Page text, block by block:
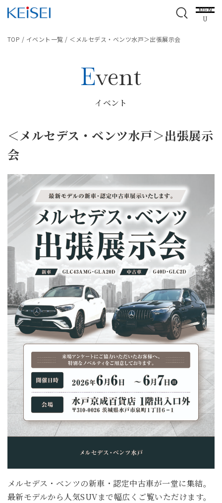
MEN
U
TOP / イベント一覧 / ＜メルセデス・ベンツ水戸＞出張展示会
Event
イベント
＜メルセデス・ベンツ水戸＞出張展示
会
メルセデス・ベンツの新車・認定中古車が一堂に集結。
最新モデルから人気SUVまで幅広くご覧いただけます。